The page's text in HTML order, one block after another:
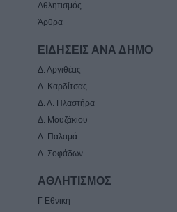
Αθλητισμός
Άρθρα
ΕΙΔΗΣΕΙΣ ΑΝΑ ΔΗΜΟ
Δ. Αργιθέας
Δ. Καρδίτσας
Δ. Λ. Πλαστήρα
Δ. Μουζάκιου
Δ. Παλαμά
Δ. Σοφάδων
ΑΘΛΗΤΙΣΜΟΣ
Γ Εθνική